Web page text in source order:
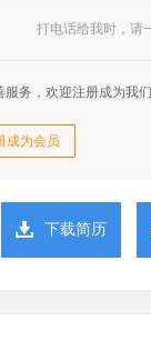
打电话给我时，请
务，欢迎注册成为我们
成为会员
下载简历